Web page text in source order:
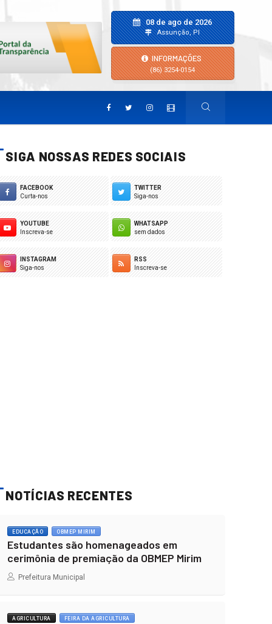
08 de ago de 2026
Assunção, PI
INFORMAÇÕES
(86) 3254-0154
SIGA NOSSAS REDES SOCIAIS
FACEBOOK
Curta-nos
TWITTER
Siga-nos
YOUTUBE
Inscreva-se
WHATSAPP
sem dados
INSTAGRAM
Siga-nos
RSS
Inscreva-se
NOTÍCIAS RECENTES
EDUCAÇÃO OBMEP MIRIM
Estudantes são homenageados em
cerimônia de premiação da OBMEP Mirim
Prefeitura Municipal
AGRICULTURA FEIRA DA AGRICULTURA